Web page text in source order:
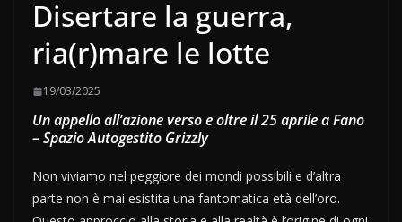
Disertare la guerra,
ria(r)mare le lotte
19/03/2025
Un appello all’azione verso e oltre il 25 aprile a Fano
– Spazio Autogestito Grizzly
Non viviamo nel peggiore dei mondi possibili e d’altra
parte non è mai esistita una fantomatica età dell’oro.